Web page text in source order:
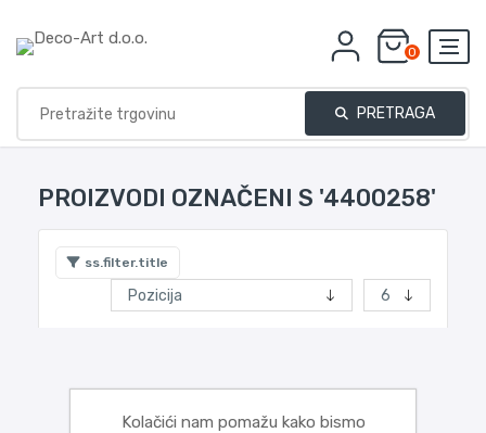
0
PRETRAGA
PROIZVODI OZNAČENI S '4400258'
ss.filter.title
Kolačići nam pomažu kako bismo